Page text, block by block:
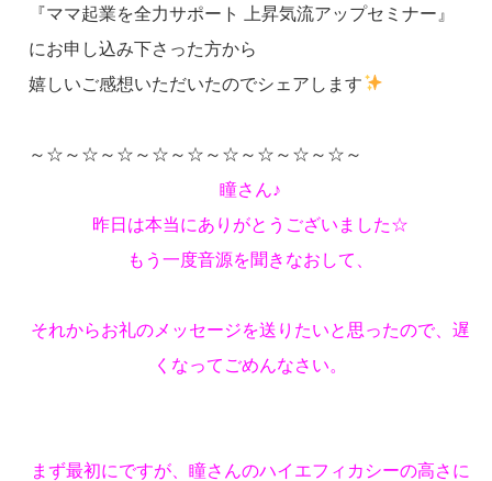
『ママ起業を全力サポート 上昇気流アップセミナー』
にお申し込み下さった方から
嬉しいご感想いただいたのでシェアします
～☆～☆～☆～☆～☆～☆～☆～☆～☆～
瞳さん♪
昨日は本当にありがとうございました☆
もう一度音源を聞きなおして、
それからお礼のメッセージを送りたいと思ったので、遅
くなってごめんなさい。
まず最初にですが、瞳さんのハイエフィカシーの高さに